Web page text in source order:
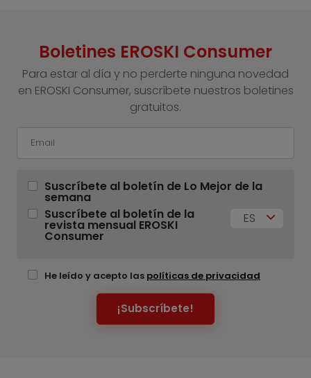
Boletines EROSKI Consumer
Para estar al día y no perderte ninguna novedad
en EROSKI Consumer, suscríbete nuestros boletines
gratuitos.
Suscríbete al boletín de Lo Mejor de la
semana
Suscríbete al boletín de la
revista mensual EROSKI
Consumer
ES
He leído y acepto las políticas de privacidad
¡Subscríbete!